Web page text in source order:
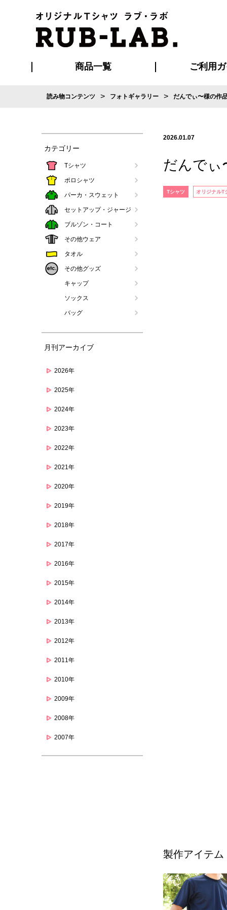
商品一覧 ご利用
ご利用ガ
はじめて
再注文の
お支払い方法
割引まとめ
発送・特急サー
版の保管期限
よくある
読み物コンテンツ > フォトギャラリー > だんでぃ〜様の作
カテゴリー
Tシャツ
ポロシャツ
パーカ・スウェット
セットアップ・ジャージ
ブルゾン・コート
その他ウェア
タオル
その他グッズ
キャップ
ソックス
バッグ
月刊アーカイブ
2026年
2025年
2024年
2023年
2022年
2021年
2020年
2019年
2018年
2017年
2016年
2015年
2014年
2013年
2012年
2011年
2010年
2009年
2008年
2007年
2026.01.07
だんでぃ
Tシャツ オリジナルT
製作アイテム